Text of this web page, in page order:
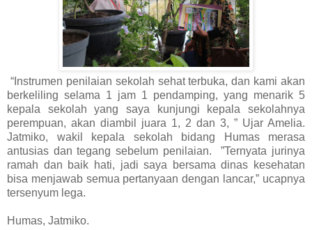
“Instrumen penilaian sekolah sehat terbuka, dan kami akan
berkeliling selama 1 jam 1 pendamping, yang menarik 5
kepala sekolah yang saya kunjungi kepala sekolahnya
perempuan, akan diambil juara 1, 2 dan 3, ” Ujar Amelia.
Jatmiko, wakil kepala sekolah bidang Humas merasa
antusias dan tegang sebelum penilaian. ”Ternyata jurinya
ramah dan baik hati, jadi saya bersama dinas kesehatan
bisa menjawab semua pertanyaan dengan lancar,” ucapnya
tersenyum lega.
Humas, Jatmiko.